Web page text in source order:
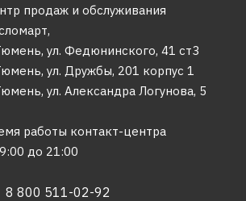
продаж и обслуживания
ул. Федюнинского, 41 ст3
ул. Дружбы, 201 корпус 1
ул. Александра Логунова, 5
работы контакт-центра
до 21:00
8 800 511-02-92